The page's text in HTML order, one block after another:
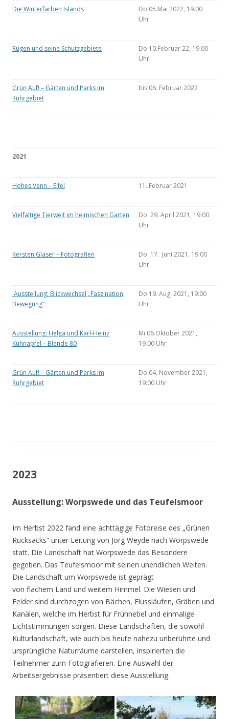
Die Winterfarben Islands
Do 05.Mai 2022, 19.00
Uhr
Rügen und seine Schutzgebiete
Do 10.Februar 22, 19.00
Uhr
Grün Auf! – Gärten und Parks im
Ruhrgebiet
bis 06. Februar 2022
2021
Hohes Venn – Eifel 11. Februar 2021
Vielfältige Tierwelt im heimischen Garten
Do. 29. April 2021, 19:00
Uhr
Kersten Glaser – Fotografien
Do. 17. Juni 2021, 19:00
Uhr
Ausstellung: Blickwechsel „Faszination
Bewegung“
Do 19. Aug. 2021, 19:00
Uhr
Ausstellung: Helga und Karl-Heinz
Kühnapfel – Blende 80
Mi 06.Oktober 2021,
19.00 Uhr
Grün Auf! – Gärten und Parks im
Ruhrgebiet
Do 04. November 2021,
19:00 Uhr
2023
Ausstellung: Worpswede und das Teufelsmoor
Im Herbst 2022 fand eine achttägige Fotoreise des „Grünen
Rucksacks“ unter Leitung von Jörg Weyde nach Worpswede
statt. Die Landschaft hat Worpswede das Besondere
gegeben. Das Teufelsmoor mit seinen unendlichen Weiten.
Die Landschaft um Worpswede ist geprägt
von flachem Land und weitem Himmel. Die Wiesen und
Felder sind durchzogen von Bächen, Flussläufen, Gräben und
Kanälen, welche im Herbst für Frühnebel und einmalige
Lichtstimmungen sorgen. Diese Landschaften, die sowohl
Kulturlandschaft, wie auch bis heute nahezu unberührte und
ursprüngliche Naturräume darstellen, inspirierten die
Teilnehmer zum Fotografieren. Eine Auswahl der
Arbeitsergebnisse präsentiert diese Ausstellung.